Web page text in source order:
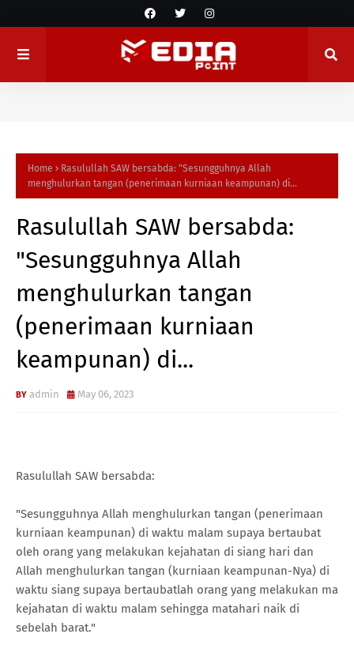
Home
Rasulullah SAW bersabda: "Sesungguhnya Allah
menghulurkan tangan (penerimaan kurniaan keampunan) di...
Rasulullah SAW bersabda:
"Sesungguhnya Allah
menghulurkan tangan
(penerimaan kurniaan
keampunan) di...
admin May 06, 2023
Rasulullah SAW bersabda:
"Sesungguhnya Allah menghulurkan tangan (penerimaan
kurniaan keampunan) di waktu malam supaya bertaubat
oleh orang yang melakukan kejahatan di siang hari dan
Allah menghulurkan tangan (kurniaan keampunan-Nya) di
waktu siang supaya bertaubatlah orang yang melakukan ma
kejahatan di waktu malam sehingga matahari naik di
sebelah barat."